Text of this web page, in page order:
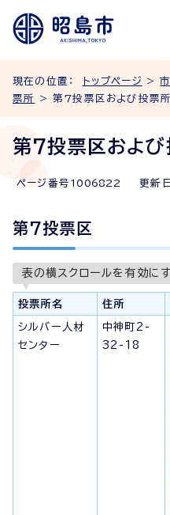
現在の位置： トップページ >
票所
> 第7投票区および投票所
第7投票区および
ページ番号 1006822 更新
第7投票区
表の横スクロールを有効に
投票所名 住所
シルバー人材
センター
中神町2-
32-18